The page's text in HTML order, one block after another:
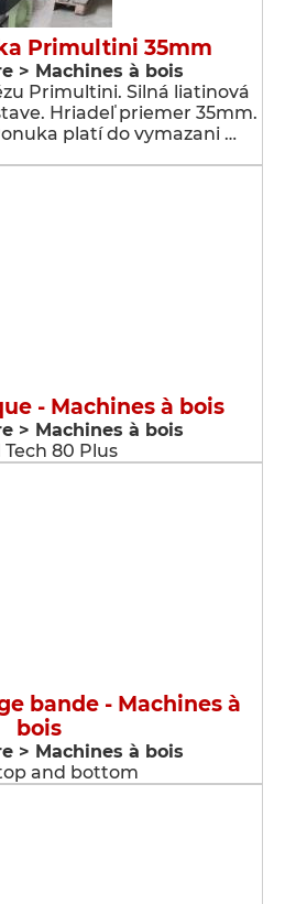
Primultini 35mm
> Machines à bois
Primultini. Silná liatinová
Hriadeľ priemer 35mm.
platí do vymazani …
- Machines à bois
> Machines à bois
Tech 80 Plus
bande - Machines à
bois
> Machines à bois
and bottom